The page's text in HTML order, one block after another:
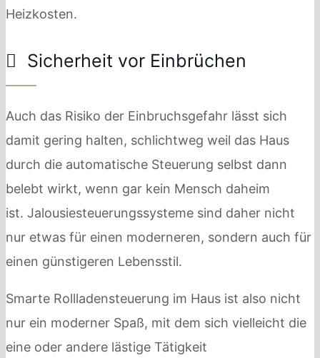
Heizkosten.
Sicherheit vor Einbrüchen
Auch das Risiko der Einbruchsgefahr lässt sich
damit gering halten, schlichtweg weil das Haus
durch die automatische Steuerung selbst dann
belebt wirkt, wenn gar kein Mensch daheim
ist. Jalousiesteuerungssysteme sind daher nicht
nur etwas für einen moderneren, sondern auch für
einen günstigeren Lebensstil.
Smarte Rollladensteuerung im Haus ist also nicht
nur ein moderner Spaß, mit dem sich vielleicht die
eine oder andere lästige Tätigkeit